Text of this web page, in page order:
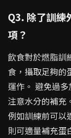
Q3. 除了訓練
項？
飲食對於燃脂訓
食，攝取足夠的
運作。 避免過
注意水分的補充
例如訓練前可以
則可適量補充蛋